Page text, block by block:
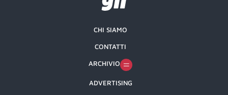
CHI SIAMO
CONTATTI
ARCHIVIO
ADVERTISING